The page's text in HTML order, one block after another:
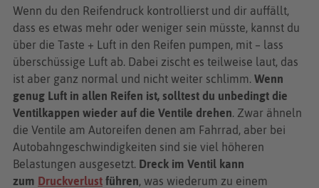
Wenn du den Reifendruck kontrollierst und dir auffällt,
dass es etwas mehr oder weniger sein müsste, kannst du
über die Taste + Luft in den Reifen pumpen, mit – lass
überschüssige Luft ab. Dabei zischt es teilweise laut, das
ist aber ganz normal und nicht weiter schlimm. Wenn
genug Luft in allen Reifen ist, solltest du unbedingt die
Ventilkappen wieder auf die Ventile drehen. Zwar ähneln
die Ventile am Autoreifen denen am Fahrrad, aber bei
Autobahngeschwindigkeiten sind sie viel höheren
Belastungen ausgesetzt. Dreck im Ventil kann
zum Druckverlust führen, was wiederum zu einem